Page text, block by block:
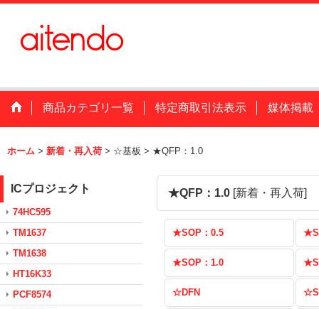
商品カテゴリ一覧 特定商取引法表示 媒体掲載
ホーム > 新着・再入荷 > ☆基板 > ★QFP：1.0
ICプロジェクト
74HC595
TM1637
TM1638
HT16K33
PCF8574
★QFP：1.0 [新着・再入荷]
★SOP：0.5
★SOP：1.0
☆DFN